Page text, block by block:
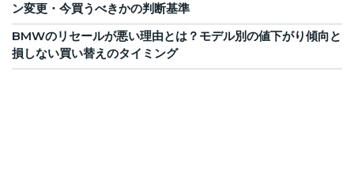
ン変更・今買うべきかの判断基準
BMWのリセールが悪い理由とは？モデル別の値下がり傾向と
損しない買い替えのタイミング